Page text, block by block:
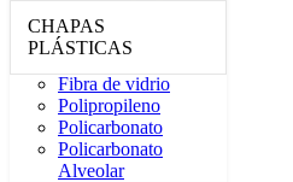
CHAPAS
PLÁSTICAS
Fibra de vidrio
Polipropileno
Policarbonato
Policarbonato
Alveolar